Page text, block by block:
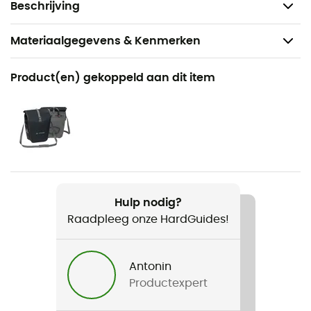
Beschrijving
verdacht worden een gezondheidsrisico te vormen.
Materiaalgegevens & Kenmerken
Aanbevolen voor
Reizen / Fiets / Cyclotourisme
Gewicht
2 x 1580 g
Product
100% polyester
Product(en) gekoppeld aan dit item
Hulp nodig?
Raadpleeg onze HardGuides!
Antonin
Productexpert